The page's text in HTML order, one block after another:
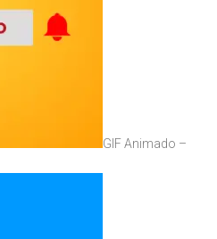
GIF Animado –